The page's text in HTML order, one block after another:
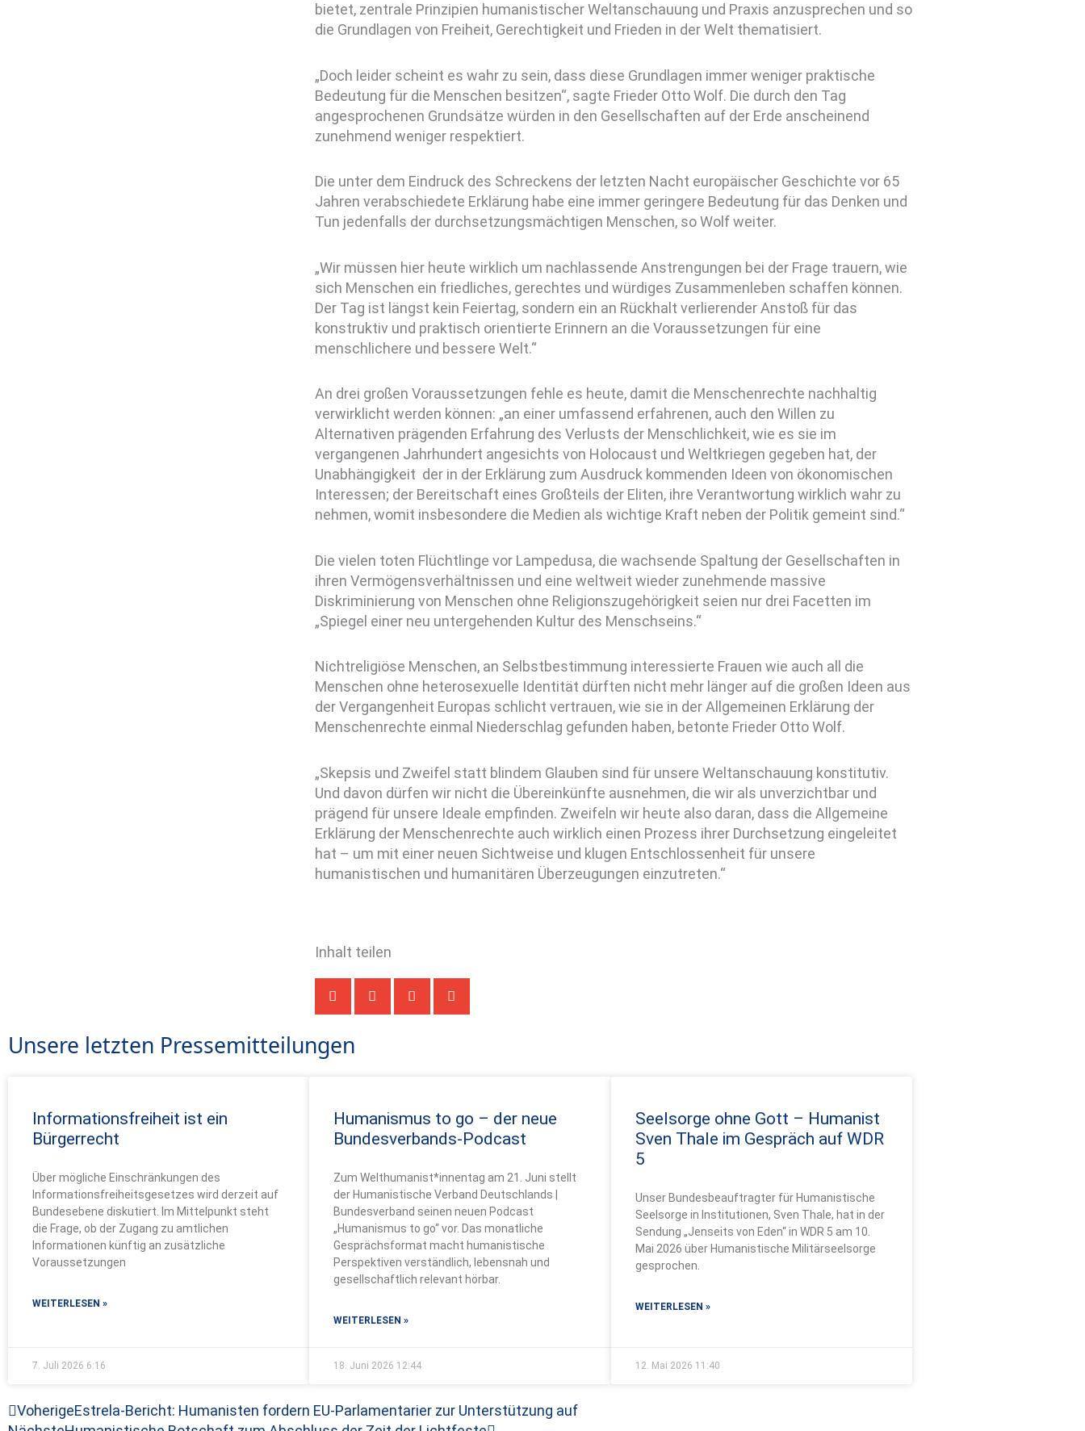
bietet, zentrale Prinzipien humanistischer Weltanschauung und Praxis anzusprechen und so
die Grundlagen von Freiheit, Gerechtigkeit und Frieden in der Welt thematisiert.
„Doch leider scheint es wahr zu sein, dass diese Grundlagen immer weniger praktische
Bedeutung für die Menschen besitzen“, sagte Frieder Otto Wolf. Die durch den Tag
angesprochenen Grundsätze würden in den Gesellschaften auf der Erde anscheinend
zunehmend weniger respektiert.
Die unter dem Eindruck des Schreckens der letzten Nacht europäischer Geschichte vor 65
Jahren verabschiedete Erklärung habe eine immer geringere Bedeutung für das Denken und
Tun jedenfalls der durchsetzungsmächtigen Menschen, so Wolf weiter.
„Wir müssen hier heute wirklich um nachlassende Anstrengungen bei der Frage trauern, wie
sich Menschen ein friedliches, gerechtes und würdiges Zusammenleben schaffen können.
Der Tag ist längst kein Feiertag, sondern ein an Rückhalt verlierender Anstoß für das
konstruktiv und praktisch orientierte Erinnern an die Voraussetzungen für eine
menschlichere und bessere Welt.“
An drei großen Voraussetzungen fehle es heute, damit die Menschenrechte nachhaltig
verwirklicht werden können: „an einer umfassend erfahrenen, auch den Willen zu
Alternativen prägenden Erfahrung des Verlusts der Menschlichkeit, wie es sie im
vergangenen Jahrhundert angesichts von Holocaust und Weltkriegen gegeben hat, der
Unabhängigkeit der in der Erklärung zum Ausdruck kommenden Ideen von ökonomischen
Interessen; der Bereitschaft eines Großteils der Eliten, ihre Verantwortung wirklich wahr zu
nehmen, womit insbesondere die Medien als wichtige Kraft neben der Politik gemeint sind.“
Die vielen toten Flüchtlinge vor Lampedusa, die wachsende Spaltung der Gesellschaften in
ihren Vermögensverhältnissen und eine weltweit wieder zunehmende massive
Diskriminierung von Menschen ohne Religionszugehörigkeit seien nur drei Facetten im
„Spiegel einer neu untergehenden Kultur des Menschseins.“
Nichtreligiöse Menschen, an Selbstbestimmung interessierte Frauen wie auch all die
Menschen ohne heterosexuelle Identität dürften nicht mehr länger auf die großen Ideen aus
der Vergangenheit Europas schlicht vertrauen, wie sie in der Allgemeinen Erklärung der
Menschenrechte einmal Niederschlag gefunden haben, betonte Frieder Otto Wolf.
„Skepsis und Zweifel statt blindem Glauben sind für unsere Weltanschauung konstitutiv.
Und davon dürfen wir nicht die Übereinkünfte ausnehmen, die wir als unverzichtbar und
prägend für unsere Ideale empfinden. Zweifeln wir heute also daran, dass die Allgemeine
Erklärung der Menschenrechte auch wirklich einen Prozess ihrer Durchsetzung eingeleitet
hat – um mit einer neuen Sichtweise und klugen Entschlossenheit für unsere
humanistischen und humanitären Überzeugungen einzutreten.“
Inhalt teilen
Unsere letzten Pressemitteilungen
Informationsfreiheit ist ein
Bürgerrecht
Über mögliche Einschränkungen des
Informationsfreiheitsgesetzes wird derzeit auf
Bundesebene diskutiert. Im Mittelpunkt steht
die Frage, ob der Zugang zu amtlichen
Informationen künftig an zusätzliche
Voraussetzungen
WEITERLESEN »
7. Juli 2026 6:16
Humanismus to go – der neue
Bundesverbands-Podcast
Zum Welthumanist*innentag am 21. Juni stellt
der Humanistische Verband Deutschlands |
Bundesverband seinen neuen Podcast
„Humanismus to go“ vor. Das monatliche
Gesprächsformat macht humanistische
Perspektiven verständlich, lebensnah und
gesellschaftlich relevant hörbar.
WEITERLESEN »
18. Juni 2026 12:44
Seelsorge ohne Gott – Humanist
Sven Thale im Gespräch auf WDR
5
Unser Bundesbeauftragter für Humanistische
Seelsorge in Institutionen, Sven Thale, hat in der
Sendung „Jenseits von Eden“ in WDR 5 am 10.
Mai 2026 über Humanistische Militärseelsorge
gesprochen.
WEITERLESEN »
12. Mai 2026 11:40
Zurück
VoherigeEstrela-Bericht: Humanisten fordern EU-Parlamentarier zur Unterstützung auf
Nächster